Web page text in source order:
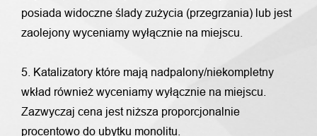
posiada widoczne ślady zużycia (przegrzania) lub jest
zaolejony wyceniamy wyłącznie na miejscu.
5. Katalizatory które mają nadpalony/niekompletny
wkład również wyceniamy wyłącznie na miejscu.
Zazwyczaj cena jest niższa proporcjonalnie
procentowo do ubytku monolitu.